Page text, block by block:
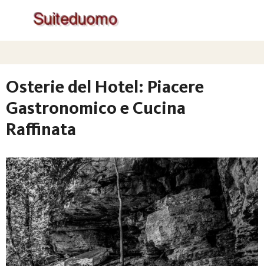
Osterie del Hotel: Piacere
Gastronomico e Cucina
Raffinata